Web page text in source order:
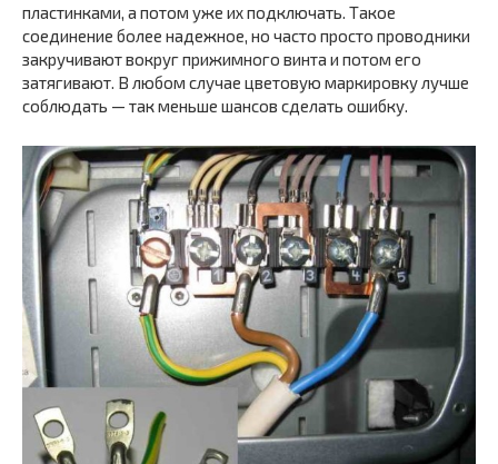
пластинками, а потом уже их подключать. Такое
соединение более надежное, но часто просто проводники
закручивают вокруг прижимного винта и потом его
затягивают. В любом случае цветовую маркировку лучше
соблюдать — так меньше шансов сделать ошибку.